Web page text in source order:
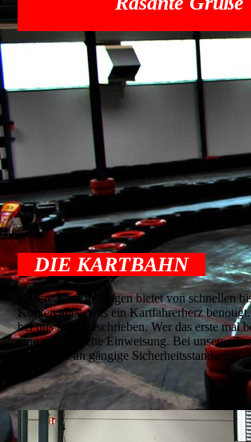
DIE KARTBAHN
Unsere Kurs in Singen bietet von schnellen
Kurven alles, was ein Kartfahrerherz
bei uns hoch geschrieben. Wer das erste mal
eine ausführliche Einweisung. Bei unserer
uns immer an gängige Sicherheitsstandards.